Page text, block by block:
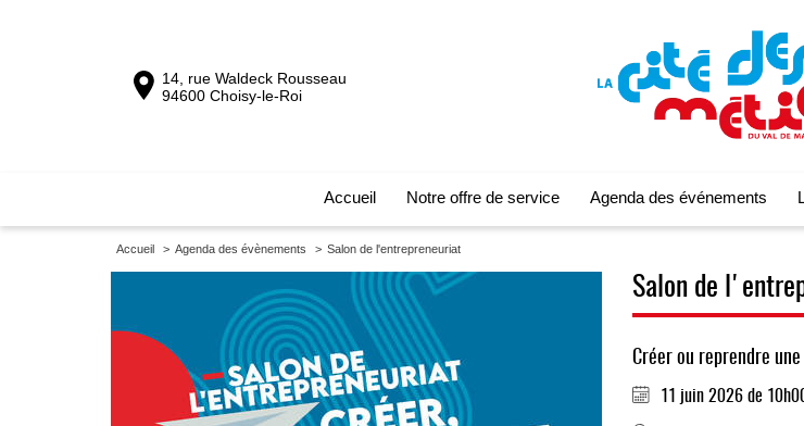
14, rue Waldeck Rousseau
94600 Choisy-le-Roi
Accueil Notre offre de service Agenda des événements
Accueil > Agenda des évènements > Salon de l'entrepreneuriat
Salon de
Créer ou reprendre
11 juin 2026 de